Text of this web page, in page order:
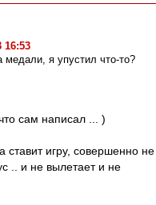
16:53
медали, я упустил что-то?
сам написал ... )
ставит игру, совершенно не
.. и не вылетает и не